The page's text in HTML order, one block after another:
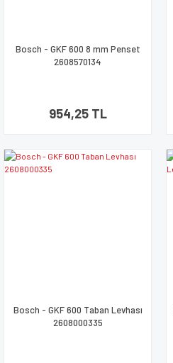
Bosch - GKF 600 8 mm Penset
2608570134
954,25 TL
Bosch - GKF 600 Taban Levhası
2608000335